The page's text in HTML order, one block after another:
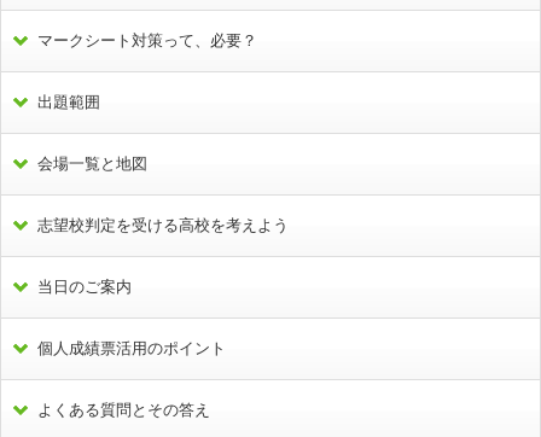
マークシート対策って、必要？
出題範囲
会場一覧と地図
志望校判定を受ける高校を考えよう
当日のご案内
個人成績票活用のポイント
よくある質問とその答え